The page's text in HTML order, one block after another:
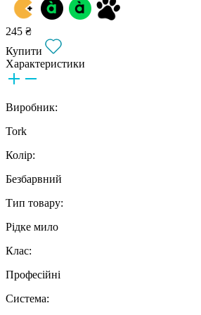
245 ₴
Купити
Характеристики
Виробник:
Tork
Колір:
Безбарвний
Тип товару:
Рідке мило
Клас:
Професійні
Система: